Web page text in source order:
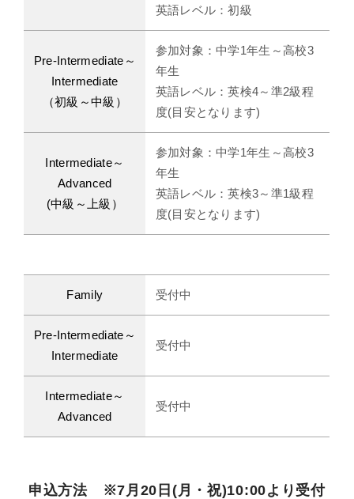
英語レベル：初級
Pre-Intermediate～
Intermediate
（初級～中級）
参加対象：中学1年生～高校3
年生
英語レベル：英検4～準2級程
度(目安となります)
Intermediate～
Advanced
(中級～上級）
参加対象：中学1年生～高校3
年生
英語レベル：英検3～準1級程
度(目安となります)
Family 受付中
Pre-Intermediate～
Intermediate
受付中
Intermediate～
Advanced
受付中
申込方法 ※7月20日(月・祝)10:00より受付